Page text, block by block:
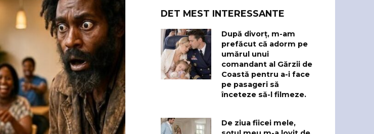
DET MEST INTERESSANTE
După divorț, m-am
prefăcut că adorm pe
umărul unui
comandant al Gărzii de
Coastă pentru a-i face
pe pasageri să
înceteze să-l filmeze.
De ziua fiicei mele,